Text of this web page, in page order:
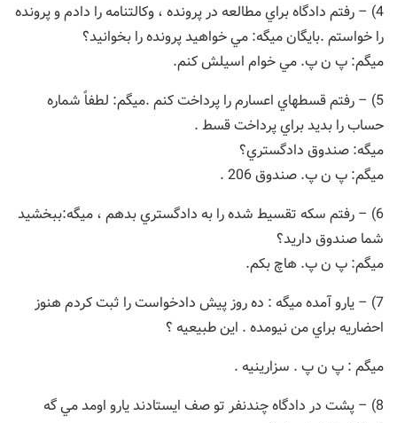
4) – رفتم دادگاه براي مطالعه در پرونده ، وكالتنامه را دادم و پرونده
را خواستم .بايگان ميگه: مي خواهيد پرونده را بخوانيد؟
ميگم: پ ن پ. مي خوام اسيلش كنم.
5) – رفتم قسطهاي اعسارم را پرداخت كنم .ميگم: لطفاً شماره
حساب را بديد براي پرداخت قسط .
ميگه: صندوق دادگستري؟
ميگم: پ ن پ. صندوق 206 .
6) – رفتم سكه تقسيط شده را به دادگستري بدهم ، ميگه:ببخشيد
شما صندوق داريد؟
ميگم: پ ن پ. هاچ بكم.
7) – یارو آمده ميگه : ده روز پيش دادخواست را ثبت كردم هنوز
احضاريه براي من نيومده . اين طبيعيه ؟
ميگم : پ ن پ . سزارينيه .
8) – پشت در دادگاه چندنفر تو صف ايستادند يارو اومد مي گه